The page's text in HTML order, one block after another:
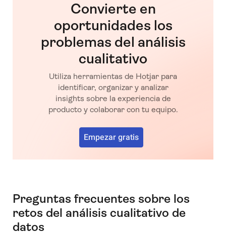
Convierte en
oportunidades los
problemas del análisis
cualitativo
Utiliza herramientas de Hotjar para
identificar, organizar y analizar
insights sobre la experiencia de
producto y colaborar con tu equipo.
Empezar gratis
Preguntas frecuentes sobre los
retos del análisis cualitativo de
datos